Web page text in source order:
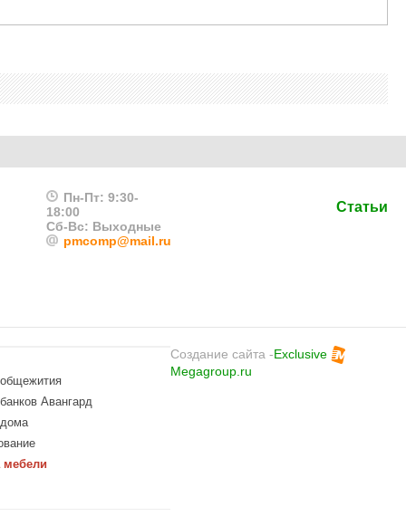
Статьи
Пн-Пт: 9:30-
18:00
Сб-Вс: Выходные
pmcomp@mail.ru
Авангард
мебели
Создание сайта -Exclusive
Megagroup.ru